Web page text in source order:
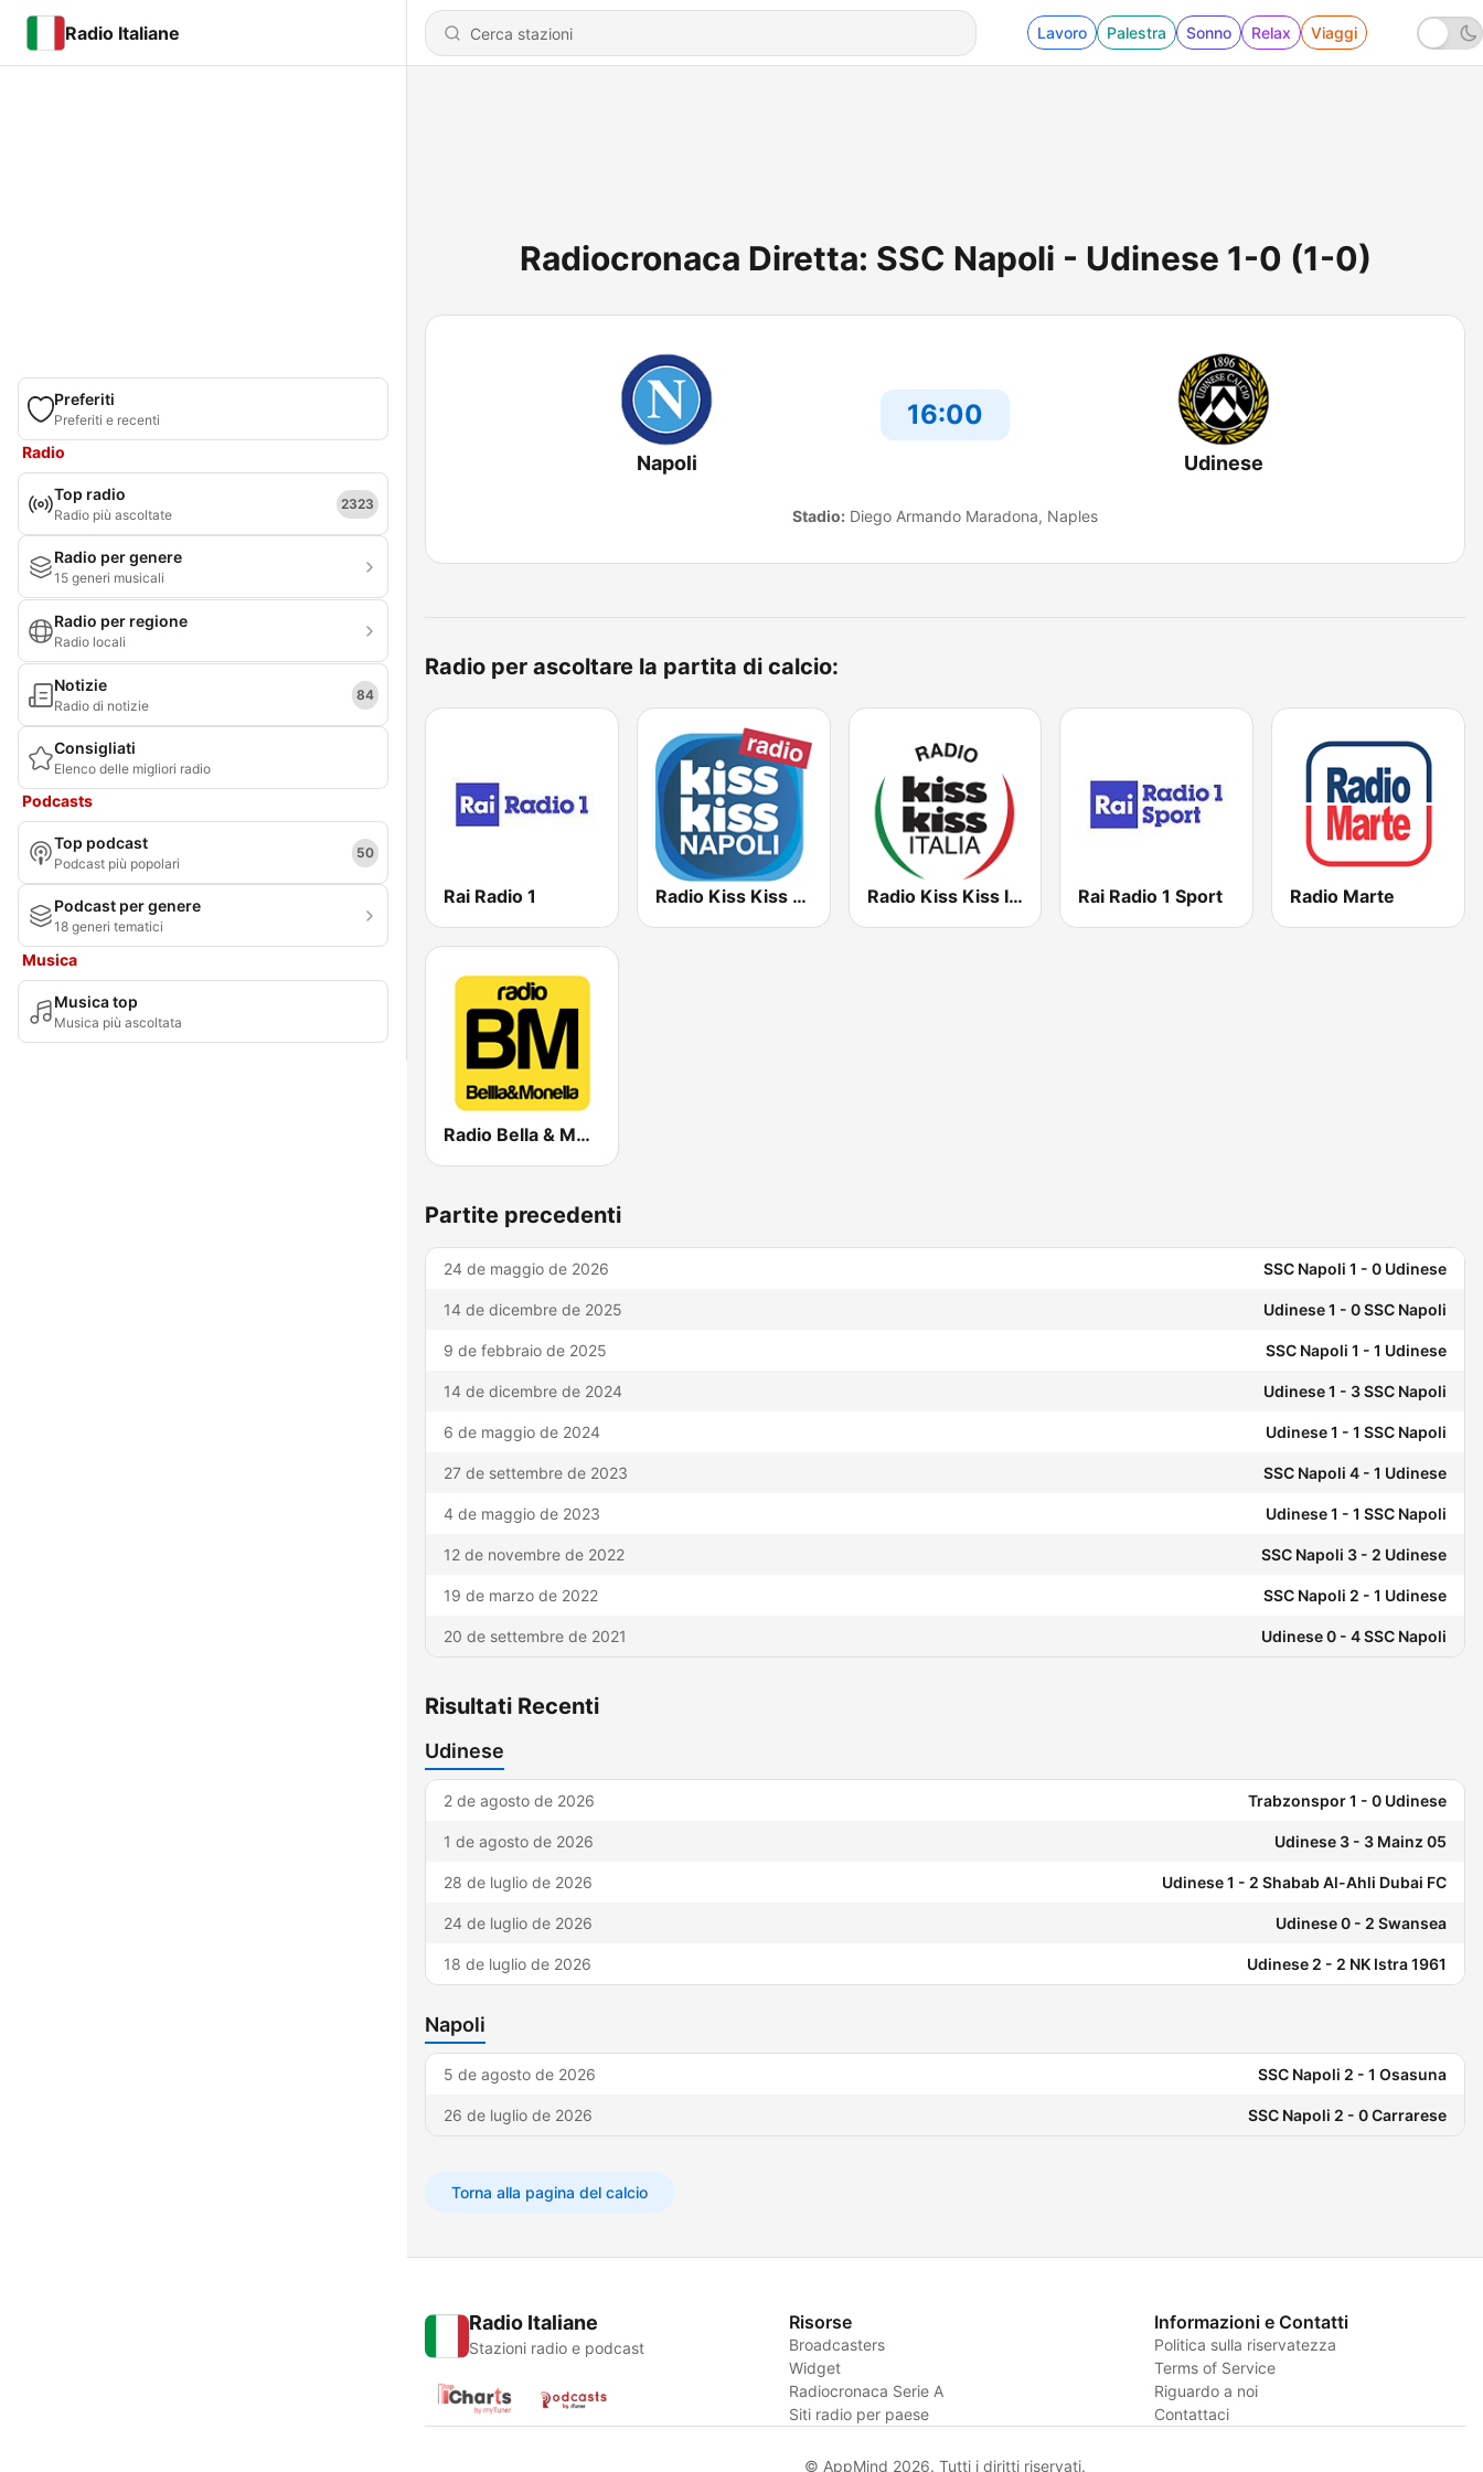
Radio Italiane Lavoro Palestra Sonno Relax Viaggi
Preferiti
Preferiti e recenti
Radio
Top radio
Radio più ascoltate
2323
Radio per genere
15 generi musicali
Radio per regione
Radio locali
Notizie
Radio di notizie
84
Consigliati
Elenco delle migliori radio
Podcasts
Top podcast
Podcast più popolari
50
Podcast per genere
18 generi tematici
Musica
Musica top
Musica più ascoltata
Radiocronaca Diretta: SSC Napoli - Udinese 1-0 (1-0)
Napoli
16:00
Udinese
Stadio: Diego Armando Maradona, Naples
Radio per ascoltare la partita di calcio:
Rai Radio 1 Radio Kiss Kiss Napoli Radio Kiss Kiss Italia Rai Radio 1 Sport Radio Marte
Radio Bella & Monella
Partite precedenti
24 de maggio de 2026 SSC Napoli 1 - 0 Udinese
14 de dicembre de 2025 Udinese 1 - 0 SSC Napoli
9 de febbraio de 2025 SSC Napoli 1 - 1 Udinese
14 de dicembre de 2024 Udinese 1 - 3 SSC Napoli
6 de maggio de 2024 Udinese 1 - 1 SSC Napoli
27 de settembre de 2023 SSC Napoli 4 - 1 Udinese
4 de maggio de 2023 Udinese 1 - 1 SSC Napoli
12 de novembre de 2022 SSC Napoli 3 - 2 Udinese
19 de marzo de 2022 SSC Napoli 2 - 1 Udinese
20 de settembre de 2021 Udinese 0 - 4 SSC Napoli
Risultati Recenti
Udinese
2 de agosto de 2026 Trabzonspor 1 - 0 Udinese
1 de agosto de 2026 Udinese 3 - 3 Mainz 05
28 de luglio de 2026 Udinese 1 - 2 Shabab Al-Ahli Dubai FC
24 de luglio de 2026 Udinese 0 - 2 Swansea
18 de luglio de 2026 Udinese 2 - 2 NK Istra 1961
Napoli
5 de agosto de 2026 SSC Napoli 2 - 1 Osasuna
26 de luglio de 2026 SSC Napoli 2 - 0 Carrarese
Torna alla pagina del calcio
Radio Italiane
Stazioni radio e podcast
Risorse
Broadcasters
Widget
Radiocronaca Serie A
Siti radio per paese
Informazioni e Contatti
Politica sulla riservatezza
Terms of Service
Riguardo a noi
Contattaci
© AppMind 2026. Tutti i diritti riservati.